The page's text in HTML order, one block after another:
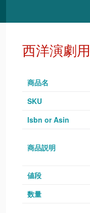
西洋演劇
商品名
SKU
Isbn or Asin
商品説明
値段
数量